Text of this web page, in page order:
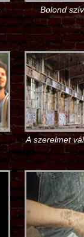
Bolond szív
A szerelmet